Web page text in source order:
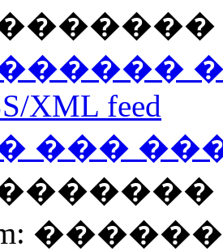
XML feed
���